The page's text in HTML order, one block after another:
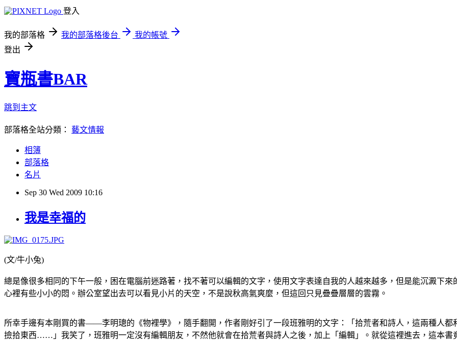
登入
我的部落格 我的部落格後台
我的帳號
登出
寶瓶書BAR
跳到主文
部落格全站分類： 藝文情報
相簿
部落格
名片
Sep 30 Wed 2009 10:16
我是幸福的
(文/牛小兔)
總是像很多相同的下午一般，困在電腦前迷路著，找不著可以編輯的文字，使用文字表達自我的人越來越多，但是能沉澱下來
心裡有些小小的悶。辦公室望出去可以看見小片的天空，不是說秋高氣爽麼，但這回只見疊疊層層的雲霧。
所幸手邊有本剛買的書——李明璁的《物裡學》，隨手翻開，作者剛好引了一段班雅明的文字：「 拾荒者和詩人，這兩種人都
撿拾東西……」我笑了，班雅明一定沒有編輯朋友，不然他就會在拾荒者與詩人之後，加上「編輯」。就從這裡進去，這本